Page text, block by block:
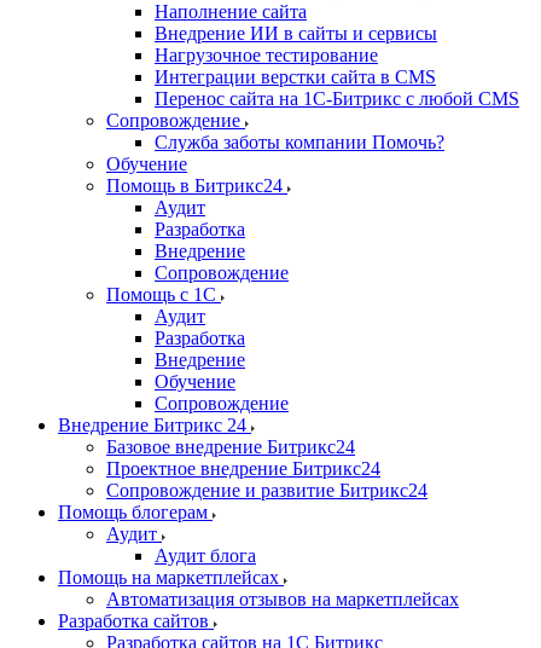
Наполнение сайта
Внедрение ИИ в сайты и сервисы
Нагрузочное тестирование
Интеграции верстки сайта в CMS
Перенос сайта на 1C-Битрикс с любой CMS
Сопровождение
Служба заботы компании Помочь?
Обучение
Помощь в Битрикс24
Аудит
Разработка
Внедрение
Сопровождение
Помощь с 1С
Аудит
Разработка
Внедрение
Обучение
Сопровождение
Внедрение Битрикс 24
Базовое внедрение Битрикс24
Проектное внедрение Битрикс24
Сопровождение и развитие Битрикс24
Помощь блогерам
Аудит
Аудит блога
Помощь на маркетплейсах
Автоматизация отзывов на маркетплейсах
Разработка сайтов
Разработка сайтов на 1С Битрикс